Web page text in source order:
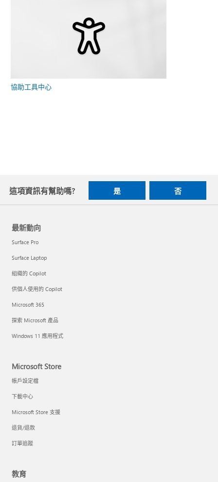
協助工具中心
這項資訊有幫助嗎? 是 否
最新動向
Surface Pro
Surface Laptop
組織的 Copilot
供個人使用的 Copilot
Microsoft 365
探索 Microsoft 產品
Windows 11 應用程式
Microsoft Store
帳戶設定檔
下載中心
Microsoft Store 支援
退貨/退款
訂單追蹤
教育